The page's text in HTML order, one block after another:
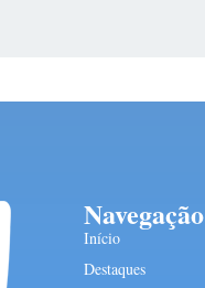
Navegação
Início
Destaques